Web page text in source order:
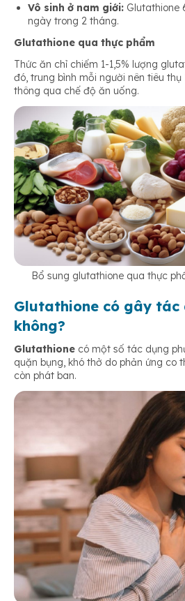
Vô sinh ở nam giới: Glutathione
ngày trong 2 tháng.
Glutathione qua thực phẩm
Thức ăn chỉ chiếm 1-1,5% lượng
đó, trung bình mỗi người nên tiêu
thông qua chế độ ăn uống.
Bổ sung glutathione qua thực
Glutathione có gây tác
không?
Glutathione có một số tác dụng
quặn bụng, khó thở do phản ứng co
còn phát ban.